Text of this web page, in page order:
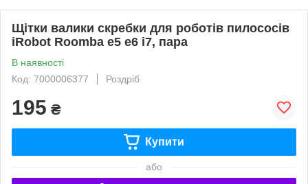
Щітки валики скребки для роботів пилососів
iRobot Roomba e5 e6 i7, пара
В наявності
Код: 7000006377
Роздріб
195 ₴
Купити
або